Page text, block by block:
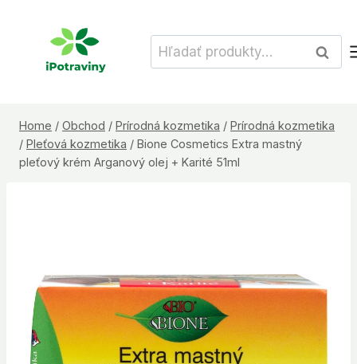
Hľadať:
Home / Obchod / Prírodná kozmetika / Prírodná kozmetika
/ Pleťová kozmetika / Bione Cosmetics Extra mastný
pleťový krém Arganový olej + Karité 51ml